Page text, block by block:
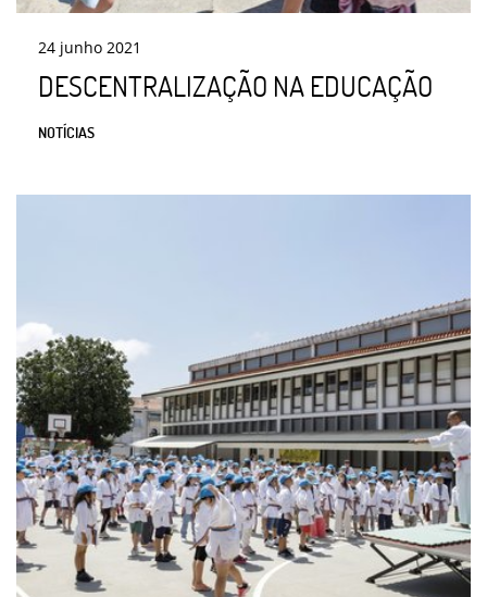
24 junho 2021
DESCENTRALIZAÇÃO NA EDUCAÇÃO
NOTÍCIAS